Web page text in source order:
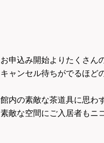
お申込み開始よりたくさん
キャンセル待ちがでるほど
館内の素敵な茶道具に思わ
素敵な空間にご入居者もニ